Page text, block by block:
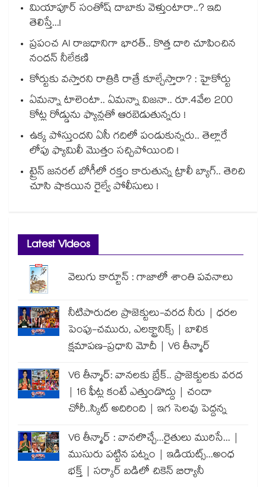
మియాపూర్ సంతోష్ దాబాకు వెళ్తుంటారా..? ఇది
తెలిస్తే...!
ప్రపంచ AI రాజధానిగా భారత్.. కొత్త దారి చూపించిన
నందన్ నీలేకణి
కోర్టుకు వస్తారని రాత్రికి రాత్రే కూల్చేస్తారా? : హైకోర్టు
ఏమన్నా టాలెంటా.. ఏమన్నా విజనా.. రూ.4వేల 200
కోట్ల రోడ్డును ఫ్యాన్లతో ఆరబెడుతున్నరు !
ఉక్క పోస్తుందని ఏసీ గదిలో పండుకున్నరు.. తెల్లారే
లోపు ఫ్యామిలీ మొత్తం సచ్చిపోయింది !
ట్రైన్ జనరల్ బోగీలో రక్తం కారుతున్న ట్రాలీ బ్యాగ్.. తెరిచి
చూసి షాకయిన రైల్వే పోలీసులు !
Latest Videos
వెలుగు కార్టూన్ : గాజాలో శాంతి పవనాలు
నీటిపారుదల ప్రాజెక్టులు-వరద నీరు | ధరల
పెంపు-చమురు, ఎలక్ట్రానిక్స్ | బాలిక
క్షమాపణ-ప్రధాని మోదీ | V6 తీన్మార్
V6 తీన్మార్: వానలకు బ్రేక్.. ప్రాజెక్టులకు వరద
| 16 ఫీట్ల కంటే ఎత్తుండొద్దు | చందా
చోరీ..స్కిట్ అదిరింది | ఇగ సెలవు పెద్దన్న
V6 తీన్మార్ : వానలొచ్చే...రైతులు మురిసే... |
ముసురు పట్టిన పట్నం | ఇడియట్స్...అంధ
భక్త్ | సర్కార్ బడిలో చికెన్ బిర్యానీ